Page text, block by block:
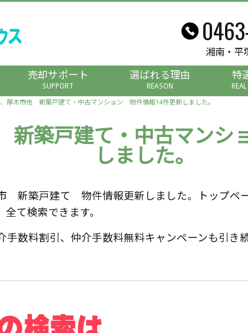
湘南・平
売却サポート
SUPPORT
選ばれる理由
REASON
特
厚木市他 新築戸建て・中古マンション 物件情報14件更新しました。
築戸建て・中古マン
しました。
築戸建て 物件情報更新しました。トップペー
て検索できます。
数料割引、仲介手数料無料キャンペーンも引き